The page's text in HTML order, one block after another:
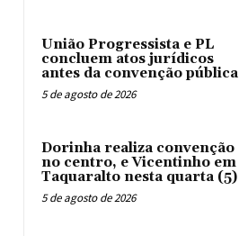
União Progressista e PL
concluem atos jurídicos
antes da convenção pública
5 de agosto de 2026
Dorinha realiza convenção
no centro, e Vicentinho em
Taquaralto nesta quarta (5)
5 de agosto de 2026